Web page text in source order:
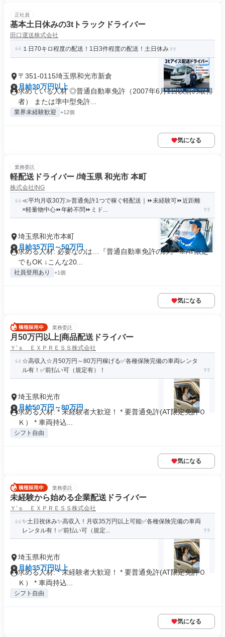
正社員
基本土日休みの3tトラックドライバー
田口運送株式会社
１日70キロ程度の配送！1日3件程度の配送！土日休み
〒351-0115埼玉県和光市新倉
月給30万円以上
求めている人材 ◎普通自動車免許（2007年6月1日以前の取得
者） または準中型免許...
業界未経験歓迎 +12個
気になる
業務委託
軽配送ドライバー /埼玉県 和光市 本町
株式会社ING
≪平均月収30万≫普通免許1つで稼ぐ軽配送｜⏩未経験可⏩近距離
×軽量物中心⏩年齢不問⏩ミド...
埼玉県和光市本町
月給35万円～50万円
求める人材: 必要なのは…『普通自動車免許のみ』 ※AT限定
でもOK ↓こんな20...
社員登用あり +1個
気になる
業務委託
月50万円以上|商品配送ドライバー
Ｙ’ｓ ＥＸＰＲＥＳＳ株式会社
☆高収入☆月50万円～80万円稼げる✅各種保険完備の車両レンタ
ル有！✅前払い可（規定有）！
埼玉県和光市
月給50万円～80万円
求める人材: * 未経験者大歓迎！ * 要普通免許(AT限定免許Ｏ
Ｋ） * 車両持込...
シフト自由
気になる
業務委託
未経験から始める企業配送ドライバー
Ｙ’ｓ ＥＸＰＲＥＳＳ株式会社
✨土日祝休み✨高収入！月収35万円以上可能✅各種保険完備の車両
レンタル有！✅前払い可（規定...
埼玉県和光市
月給35万円以上
求める人材: * 未経験者大歓迎！ * 要普通免許(AT限定免許Ｏ
Ｋ） * 車両持込...
シフト自由
気になる